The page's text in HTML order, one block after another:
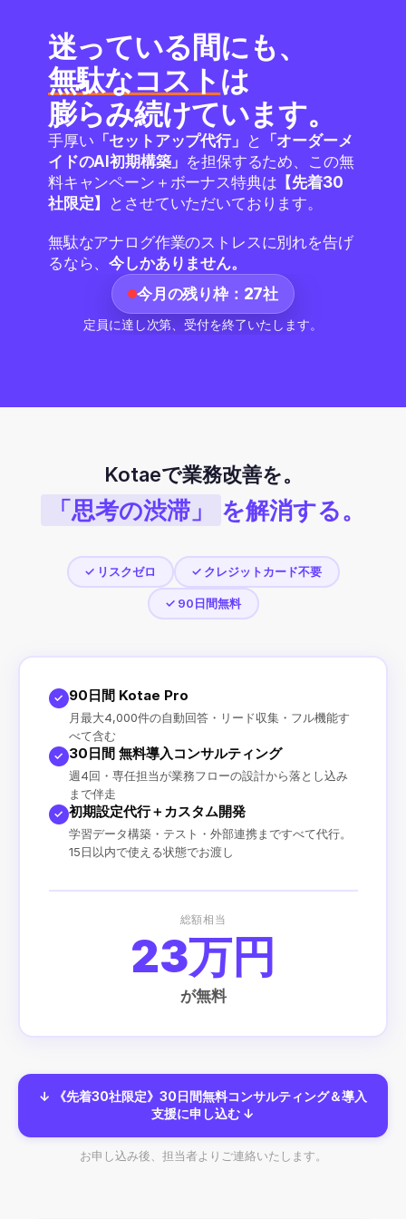
迷っている間にも、
無駄なコスト は
膨らみ続けています。
手厚い 「セットアップ代行」 と
「オーダーメ
イドのAI初期構築」 を担保するため、この無
料キャンペーン＋ボーナス特典は 【先着30
社限定】
とさせていただいております。
無駄なアナログ作業のストレスに別れを告げ
るなら、今しかありません。
今月の残り枠：27社
定員に達し次第、受付を終了いたします。
Kotaeで業務改善を。
「思考の渋滞」 を解消する。
✓ リスクゼロ ✓ クレジットカード不要
✓ 90日間無料
✓ 90日間 Kotae Pro
月最大4,000件の自動回答・リード収集・フル機能す
べて含む
✓ 30日間 無料導入コンサルティング
週4回・専任担当が業務フローの設計から落とし込み
まで伴走
✓ 初期設定代行＋カスタム開発
学習データ構築・テスト・外部連携まですべて代行。
15日以内で使える状態でお渡し
総額相当
23万円
が無料
↓ 《先着30社限定》30日間無料コンサルティング＆導入
支援に申し込む ↓
お申し込み後、担当者よりご連絡いたします。